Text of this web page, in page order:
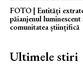
FOTO | Entități
păianjenul
comunitatea științifică
Ultimele stiri